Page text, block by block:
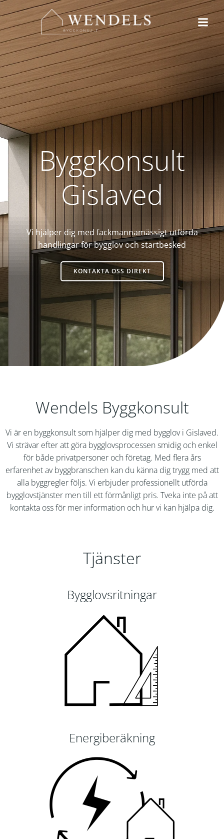
Hoppa
till
innehåll
Byggkonsult
Gislaved
Vi hjälper dig med fackmannamässigt utförda
handlingar för bygglov och startbesked
KONTAKTA OSS DIREKT
Wendels Byggkonsult
Vi är en byggkonsult som hjälper dig med bygglov i Gislaved.
Vi strävar efter att göra bygglovsprocessen smidig och enkel
för både privatpersoner och företag. Med flera års
erfarenhet av byggbranschen kan du känna dig trygg med att
alla byggregler följs. Vi erbjuder professionellt utförda
bygglovstjänster men till ett förmånligt pris. Tveka inte på att
kontakta oss för mer information och hur vi kan hjälpa dig.
Tjänster
Bygglovsritningar
Energiberäkning